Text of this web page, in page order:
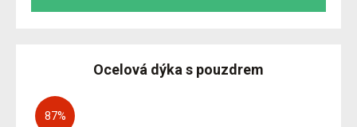
Ocelová dýka s pouzdrem
87%